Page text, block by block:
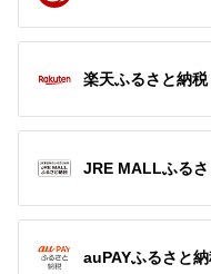
楽天ふるさと納税
JRE MALLふる
auPAYふるさと